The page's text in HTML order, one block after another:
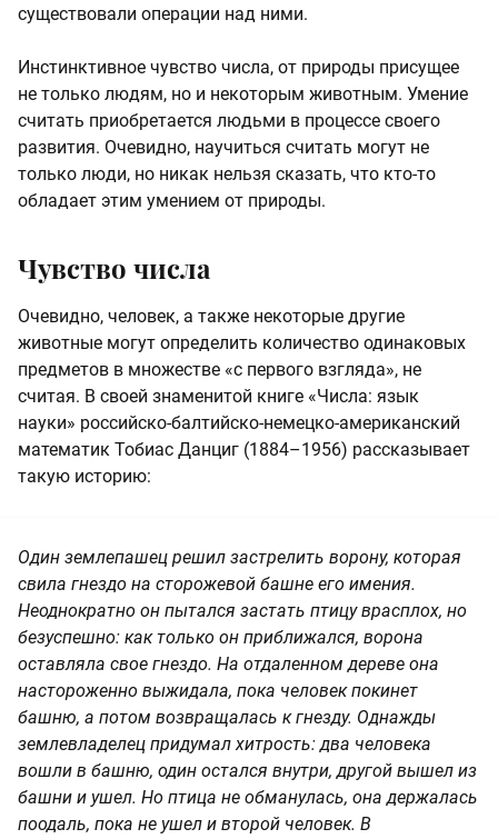
существовали операции над ними.
Инстинктивное чувство числа, от природы присущее
не только людям, но и некоторым животным. Умение
считать приобретается людьми в процессе своего
развития. Очевидно, научиться считать могут не
только люди, но никак нельзя сказать, что кто-то
обладает этим умением от природы.
Чувство числа
Очевидно, человек, а также некоторые другие
животные могут определить количество одинаковых
предметов в множестве «с первого взгляда», не
считая. В своей знаменитой книге «Числа: язык
науки» российско-балтийско-немецко-американский
математик Тобиас Данциг (1884–1956) рассказывает
такую историю:
Один землепашец решил застрелить ворону, которая
свила гнездо на сторожевой башне его имения.
Неоднократно он пытался застать птицу врасплох, но
безуспешно: как только он приближался, ворона
оставляла свое гнездо. На отдаленном дереве она
настороженно выжидала, пока человек покинет
башню, а потом возвращалась к гнезду. Однажды
землевладелец придумал хитрость: два человека
вошли в башню, один остался внутри, другой вышел из
башни и ушел. Но птица не обманулась, она держалась
поодаль, пока не ушел и второй человек. В